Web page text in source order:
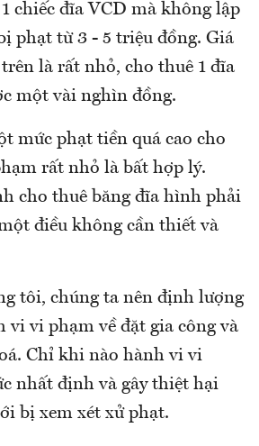
chiếc đĩa VCD mà không lập
phạt từ 3 - 5 triệu đồng. Giá
là rất nhỏ, cho thuê 1 đĩa
một vài nghìn đồng.
mức phạt tiền quá cao cho
rất nhỏ là bất hợp lý.
cho thuê băng đĩa hình phải
điều không cần thiết và
tôi, chúng ta nên định lượng
vi vi phạm về đặt gia công và
Chỉ khi nào hành vi vi
nhất định và gây thiệt hại
bị xem xét xử phạt.